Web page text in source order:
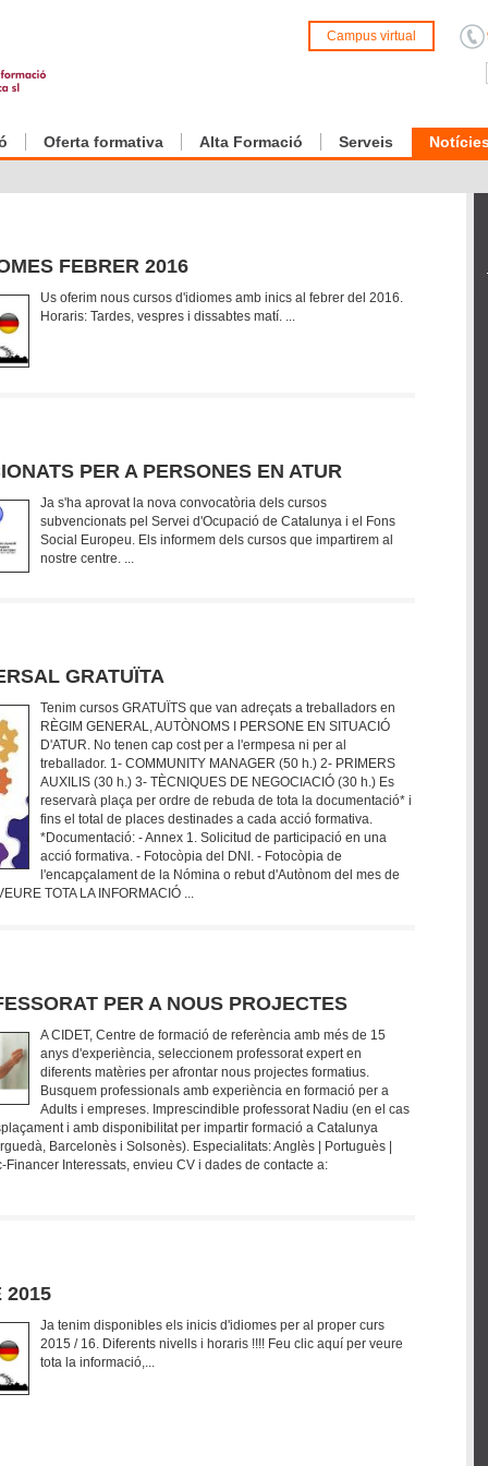
Campus virtual
Oferta formativa Alta Formació Serveis
FEBRER 2016
Us oferim nous cursos d'idiomes amb inics al febrer del 2016.
Horaris: Tardes, vespres i dissabtes matí. ...
PER A PERSONES EN ATUR
Ja s'ha aprovat la nova convocatòria dels cursos
subvencionats pel Servei d'Ocupació de Catalunya i el Fons
Social Europeu. Els informem dels cursos que impartirem al
nostre centre. ...
GRATUÏTA
Tenim cursos GRATUÏTS que van adreçats a treballadors en
RÈGIM GENERAL, AUTÒNOMS I PERSONE EN SITUACIÓ
D'ATUR. No tenen cap cost per a l'ermpesa ni per al
treballador. 1- COMMUNITY MANAGER (50 h.) 2- PRIMERS
AUXILIS (30 h.) 3- TÈCNIQUES DE NEGOCIACIÓ (30 h.) Es
reservarà plaça per ordre de rebuda de tota la documentació* i
fins el total de places destinades a cada acció formativa.
*Documentació: - Annex 1. Solicitud de participació en una
acció formativa. - Fotocòpia del DNI. - Fotocòpia de
l'encapçalament de la Nómina o rebut d'Autònom del mes de
TOTA LA INFORMACIÓ ...
PER A NOUS PROJECTES
A CIDET, Centre de formació de referència amb més de 15
anys d'experiència, seleccionem professorat expert en
diferents matèries per afrontar nous projectes formatius.
Busquem professionals amb experiència en formació per a
Adults i empreses. Imprescindible professorat Nadiu (en el cas
i amb disponibilitat per impartir formació a Catalunya
Barcelonès i Solsonès). Especialitats: Anglès | Portuguès |
Interessats, envieu CV i dades de contacte a:
2015
Ja tenim disponibles els inicis d'idiomes per al proper curs
2015 / 16. Diferents nivells i horaris !!!! Feu clic aquí per veure
tota la informació,...